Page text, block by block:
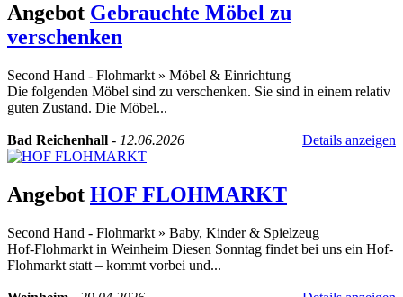
Angebot Gebrauchte Möbel zu
verschenken
Second Hand - Flohmarkt » Möbel & Einrichtung
Die folgenden Möbel sind zu verschenken. Sie sind in einem relativ
guten Zustand. Die Möbel...
Bad Reichenhall - 12.06.2026 Details anzeigen
Angebot HOF FLOHMARKT
Second Hand - Flohmarkt » Baby, Kinder & Spielzeug
Hof-Flohmarkt in Weinheim Diesen Sonntag findet bei uns ein Hof-
Flohmarkt statt – kommt vorbei und...